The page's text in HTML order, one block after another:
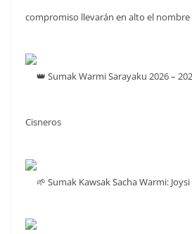
compromiso llevarán en alto el
Sumak Warmi Sarayaku 2026 –
Cisneros
Sumak Kawsak Sacha Warmi: